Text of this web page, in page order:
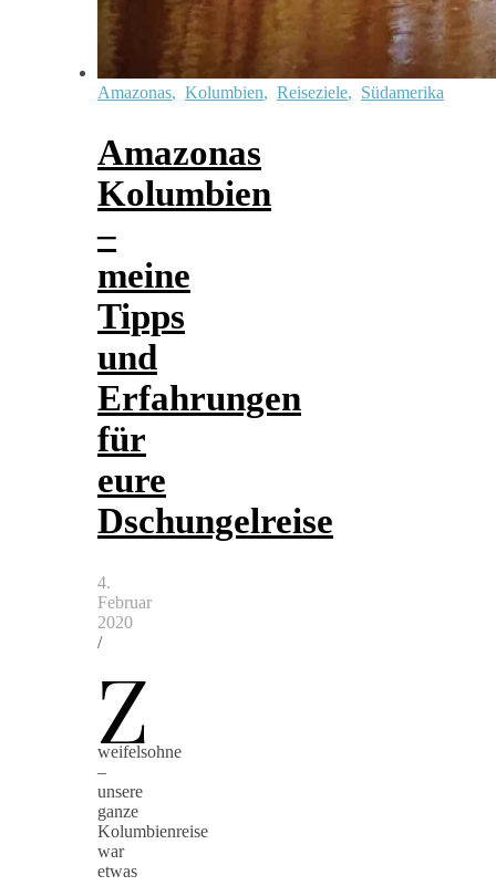
Amazonas, Kolumbien, Reiseziele, Südamerika
Amazonas
Kolumbien
–
meine
Tipps
und
Erfahrungen
für
eure
Dschungelreise
4.
Februar
2020
/
Z
weifelsohne
–
unsere
ganze
Kolumbienreise
war
etwas